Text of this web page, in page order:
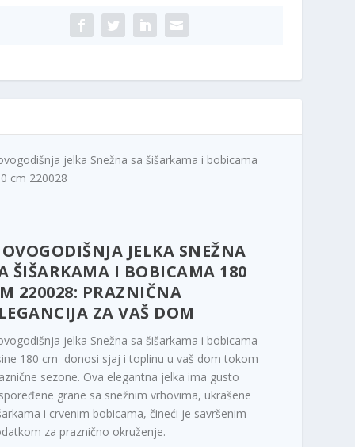
jelka Snežna sa šišarkama i bobicama
cm 220028
JELKA SNEŽNA
ŠIŠARKAMA I BOBICAMA 180
220028: PRAZNIČNA
ZA VAŠ DOM
jelka Snežna sa šišarkama i bobicama
180 cm donosi sjaj i toplinu u vaš dom tokom
sezone. Ova elegantna jelka ima gusto
grane sa snežnim vrhovima, ukrašene
i crvenim bobicama, čineći je savršenim
za praznično okruženje.